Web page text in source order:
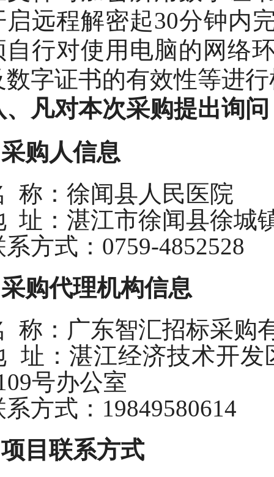
启远程解密起30分钟内
自行对使用电脑的网络
数字证书的有效性等进
、凡对本次采购提出询
购人信息
称：徐闻县人民医院
址：湛江市徐闻县徐城
方式： 0759-4852528
购代理机构信息
称：广东智汇招标采购
址：湛江经济技术开发
号办公室
方式： 19849580614
目联系方式